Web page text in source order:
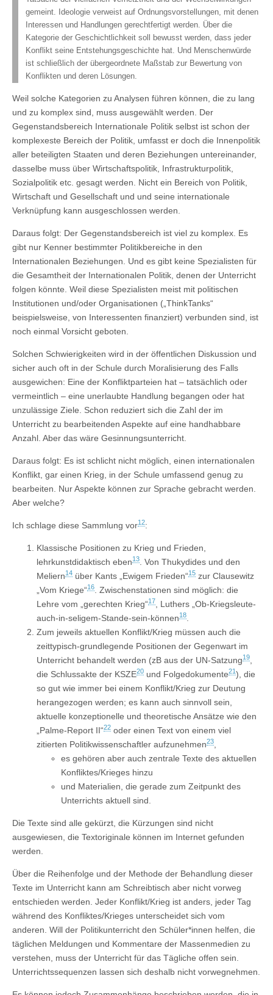
gemeint. Ideologie verweist auf Ordnungsvorstellungen, mit denen
Interessen und Handlungen gerechtfertigt werden. Über die
Kategorie der Geschichtlichkeit soll bewusst werden, dass jeder
Konflikt seine Entstehungsgeschichte hat. Und Menschenwürde
ist schließlich der übergeordnete Maßstab zur Bewertung von
Konflikten und deren Lösungen.
Weil solche Kategorien zu Analysen führen können, die zu lang
und zu komplex sind, muss ausgewählt werden. Der
Gegenstandsbereich Internationale Politik selbst ist schon der
komplexeste Bereich der Politik, umfasst er doch die Innenpolitik
aller beteiligten Staaten und deren Beziehungen untereinander,
dasselbe muss über Wirtschaftspolitik, Infrastrukturpolitik,
Sozialpolitik etc. gesagt werden. Nicht ein Bereich von Politik,
Wirtschaft und Gesellschaft und und seine internationale
Verknüpfung kann ausgeschlossen werden.
Daraus folgt: Der Gegenstandsbereich ist viel zu komplex. Es
gibt nur Kenner bestimmter Politikbereiche in den
Internationalen Beziehungen. Und es gibt keine Spezialisten für
die Gesamtheit der Internationalen Politik, denen der Unterricht
folgen könnte. Weil diese Spezialisten meist mit politischen
Institutionen und/oder Organisationen („ThinkTanks“
beispielsweise, von Interessenten finanziert) verbunden sind, ist
noch einmal Vorsicht geboten.
Solchen Schwierigkeiten wird in der öffentlichen Diskussion und
sicher auch oft in der Schule durch Moralisierung des Falls
ausgewichen: Eine der Konfliktparteien hat – tatsächlich oder
vermeintlich – eine unerlaubte Handlung begangen oder hat
unzulässige Ziele. Schon reduziert sich die Zahl der im
Unterricht zu bearbeitenden Aspekte auf eine handhabbare
Anzahl. Aber das wäre Gesinnungsunterricht.
Daraus folgt: Es ist schlicht nicht möglich, einen internationalen
Konflikt, gar einen Krieg, in der Schule umfassend genug zu
bearbeiten. Nur Aspekte können zur Sprache gebracht werden.
Aber welche?
Ich schlage diese Sammlung vor12:
Klassische Positionen zu Krieg und Frieden,
lehrkunstdidaktisch eben13
. Von Thukydides und den
Meliern14 über Kants „Ewigem Frieden“15 zur Clausewitz
„Vom Kriege“16
. Zwischenstationen sind möglich: die
Lehre vom „gerechten Krieg“17
, Luthers „Ob-Kriegsleute-
auch-in-seligem-Stande-sein-können18
Zum jeweils aktuellen Konflikt/Krieg müssen auch die
zeittypisch-grundlegende Positionen der Gegenwart im
Unterricht behandelt werden (zB aus der UN-Satzung19
die Schlussakte der KSZE20 und Folgedokumente21), die
so gut wie immer bei einem Konflikt/Krieg zur Deutung
herangezogen werden; es kann auch sinnvoll sein,
aktuelle konzeptionelle und theoretische Ansätze wie den
„Palme-Report II“22 oder einen Text von einem viel
zitierten Politikwissenschaftler aufzunehmen23
es gehören aber auch zentrale Texte des aktuellen
Konfliktes/Krieges hinzu
und Materialien, die gerade zum Zeitpunkt des
Unterrichts aktuell sind.
Die Texte sind alle gekürzt, die Kürzungen sind nicht
ausgewiesen, die Textoriginale können im Internet gefunden
werden.
Über die Reihenfolge und der Methode der Behandlung dieser
Texte im Unterricht kann am Schreibtisch aber nicht vorweg
entschieden werden. Jeder Konflikt/Krieg ist anders, jeder Tag
während des Konfliktes/Krieges unterscheidet sich vom
anderen. Will der Politikunterricht den Schüler*innen helfen, die
täglichen Meldungen und Kommentare der Massenmedien zu
verstehen, muss der Unterricht für das Tägliche offen sein.
Unterrichtssequenzen lassen sich deshalb nicht vorwegnehmen.